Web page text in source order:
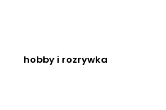
hobby i rozrywka